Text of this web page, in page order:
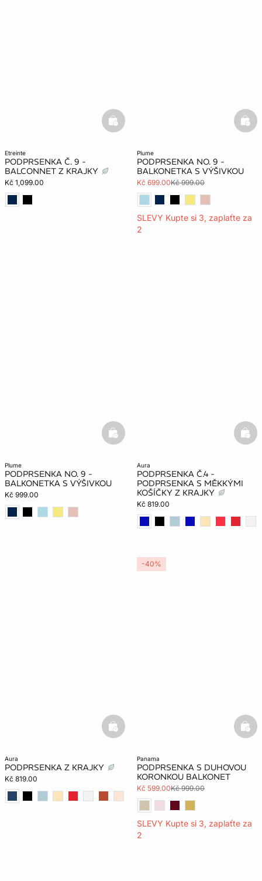
etreinte
PODPRSENKA Č. 9 -
BALCONNET Z KRAJKY
Kč 1,099.00
basketfull
plume
PODPRSENKA NO. 9 -
BALKONETKA S VÝŠIVKOU
Kč 699.00Kč 999.00
SLEVY Kupte si 3, zaplaťte za
2
plume
PODPRSENKA NO. 9 -
BALKONETKA S VÝŠIVKOU
Kč 999.00
basketfull
aura
PODPRSENKA Č.4 -
PODPRSENKA S MĚKKÝMI
KOŠÍČKY Z KRAJKY
Kč 819.00
aura
PODPRSENKA Z KRAJKY
Kč 819.00
basketfull
panama
PODPRSENKA S DUHOVOU
KORONKOU BALKONET
Kč 599.00Kč 999.00
SLEVY Kupte si 3, zaplaťte za
2
-40%